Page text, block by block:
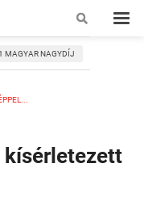
MAGYAR NAGYDÍJ
kísérletezett